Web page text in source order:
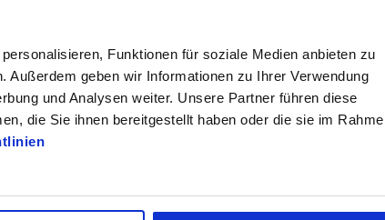
Funktionen für soziale Medien anbieten zu
geben wir Informationen zu Ihrer Verwendung
und Analysen weiter. Unsere Partner führen diese
die Sie ihnen bereitgestellt haben oder die sie im
19,6 38,8 20,2
19,6 38,8 20,2